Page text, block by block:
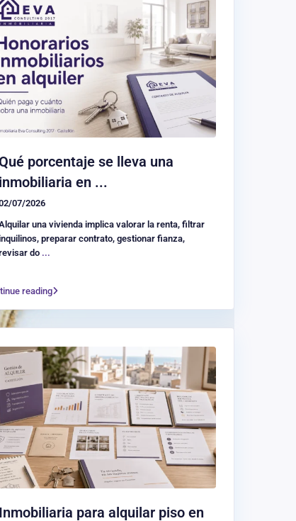
porcentaje se lleva una
inmobiliaria en ...
07/2026
una vivienda implica valorar la renta, filtrar
preparar contrato, gestionar fianza,
do ...
reading
Inmobiliaria para alquilar piso en